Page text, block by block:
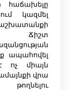
հաճախելը
կազմել
Ճիշտ
ապահովել
ոչ միայն
վրա